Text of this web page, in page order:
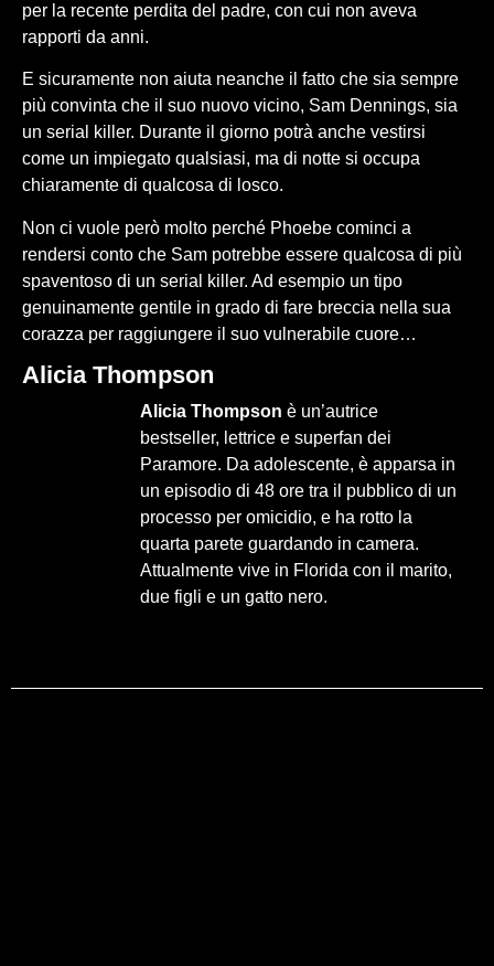
per la recente perdita del padre, con cui non aveva
rapporti da anni.
E sicuramente non aiuta neanche il fatto che sia sempre
più convinta che il suo nuovo vicino, Sam Dennings, sia
un serial killer. Durante il giorno potrà anche vestirsi
come un impiegato qualsiasi, ma di notte si occupa
chiaramente di qualcosa di losco.
Non ci vuole però molto perché Phoebe cominci a
rendersi conto che Sam potrebbe essere qualcosa di più
spaventoso di un serial killer. Ad esempio un tipo
genuinamente gentile in grado di fare breccia nella sua
corazza per raggiungere il suo vulnerabile cuore…
Alicia Thompson
Alicia Thompson è un’autrice
bestseller, lettrice e superfan dei
Paramore. Da adolescente, è apparsa in
un episodio di 48 ore tra il pubblico di un
processo per omicidio, e ha rotto la
quarta parete guardando in camera.
Attualmente vive in Florida con il marito,
due figli e un gatto nero.